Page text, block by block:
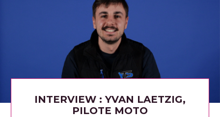
INTERVIEW : YVAN LAETZIG,
PILOTE MOTO